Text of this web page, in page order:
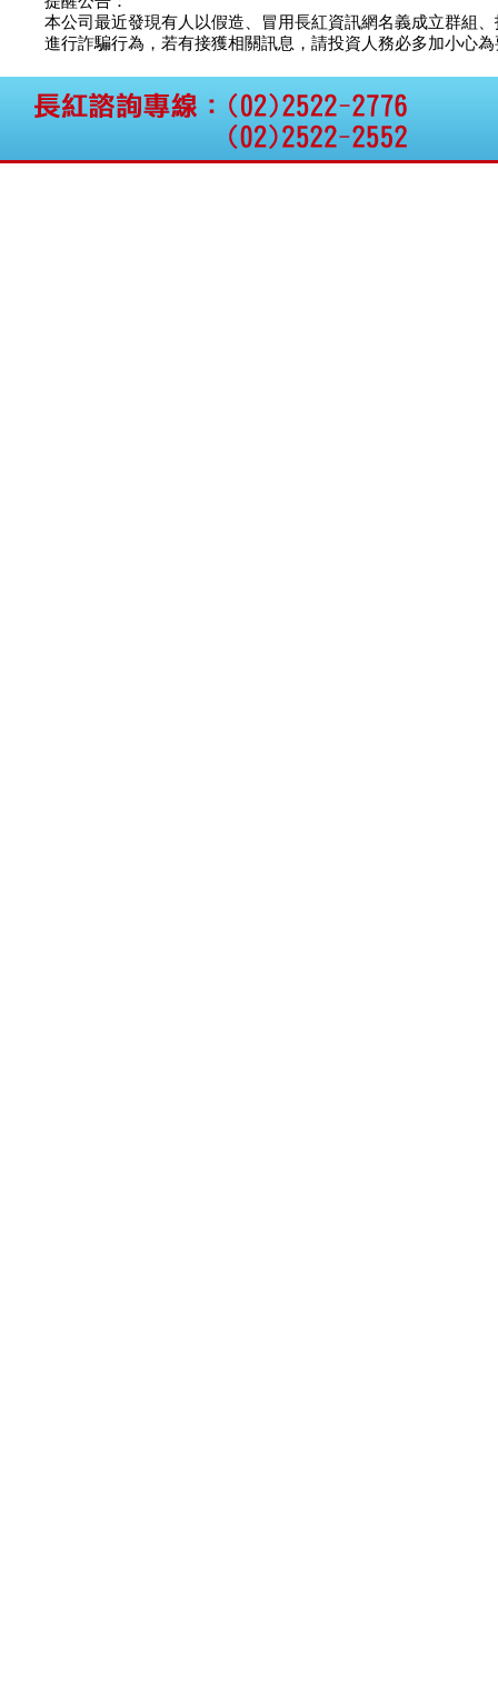
本公司最近發現有人以假造、冒用長紅資訊網名義成立群組
進行詐騙行為，若有接獲相關訊息，請投資人務必多加小心